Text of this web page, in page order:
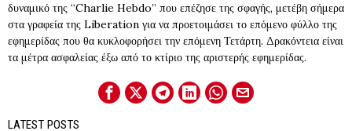
δυναμικό της “Charlie Hebdo” που επέζησε της σφαγής, μετέβη σήμερα
στα γραφεία της Liberation για να προετοιμάσει το επόμενο φύλλο της
εφημερίδας που θα κυκλοφορήσει την επόμενη Τετάρτη. Δρακόντεια είναι
τα μέτρα ασφαλείας έξω από το κτίριο της αριστερής εφημερίδας.
LATEST POSTS